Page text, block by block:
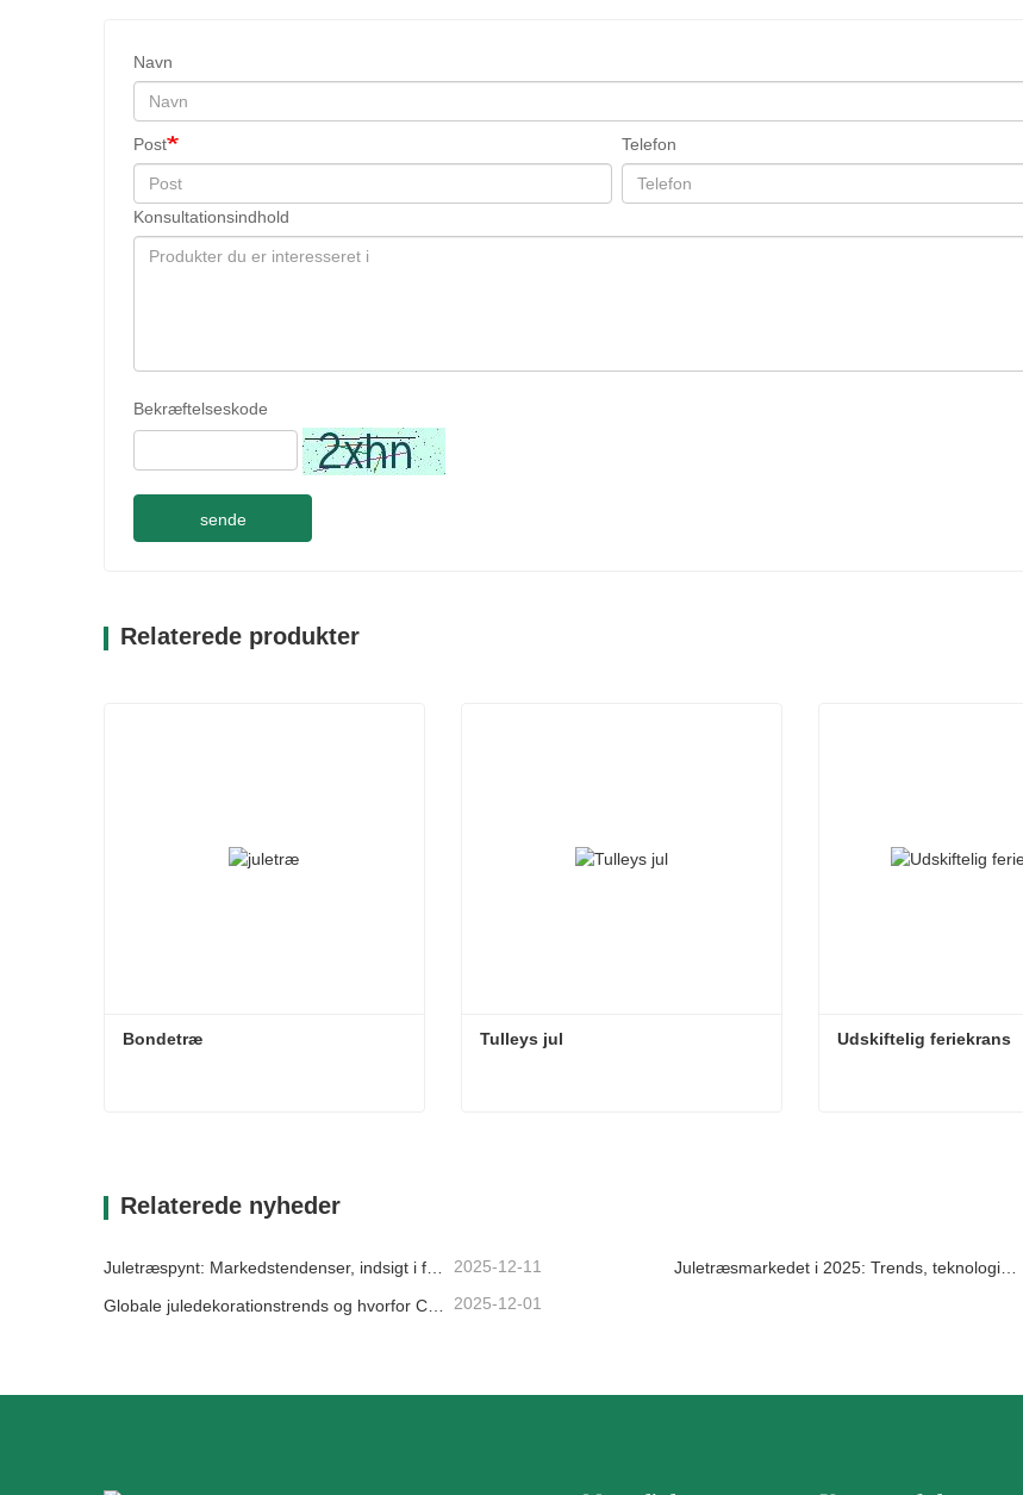
Navn
Post Telefon
Konsultationsindhold
Bekræftelseskode
sende
Relaterede produkter
Bondetræ Tulleys jul Udskiftelig feriekrans
Relaterede nyheder
Juletræspynt: Markedstendenser, indsigt i forsyningskæden og indkøbsguide 2025 2025-12-11 Juletræsmarkedet i 2025: Trends, teknologier og indkøbsguide til B2B-købere
2025-12-01